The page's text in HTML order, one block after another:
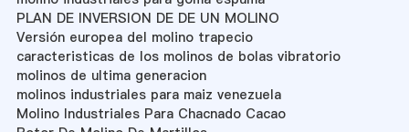
PLAN DE INVERSION DE DE UN MOLINO
Versión europea del molino trapecio
caracteristicas de los molinos de bolas vibratorio
molinos de ultima generacion
molinos industriales para maiz venezuela
Molino Industriales Para Chacnado Cacao